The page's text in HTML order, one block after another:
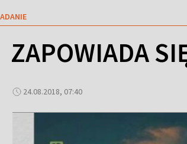
ZAPOWIADA
24.08.2018, 07:40